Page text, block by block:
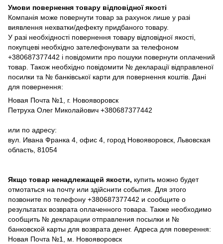
Умови повернення товару відповідної якості
Компанія може повернути товар за рахунок лише у разі
виявлення нехватки/дефекту придбаного товару.
У разі необхідності повернення товару відповідної якості,
покупцеві необхідно зателефонувати за телефоном
+380687377442 і повідомити про пошуки повернути оплачений
товар. Також необхідно повідомити № декларації відправленої
посилки та № банківської карти для повернення коштів. Дані
для повернення:
Новая Почта №1, г. Новояворовск
Петруха Олег Миколайович +380687377442
или по адресу:
вул. Ивана Франка 4, офис 4, город Новояворовск, Львовская
область, 81054
Якщо товар ненадлежащей якости, купить можно будет
отмотаться на почту или здійснити события. Для этого
позвоните по телефону +380687377442 и сообщите о
результатах возврата оплаченного товара. Также необходимо
сообщить № декларации отправления посылки и №
банковской карты для возврата денег. Адреса для поверення:
Новая Почта №1, м. Новояворовск